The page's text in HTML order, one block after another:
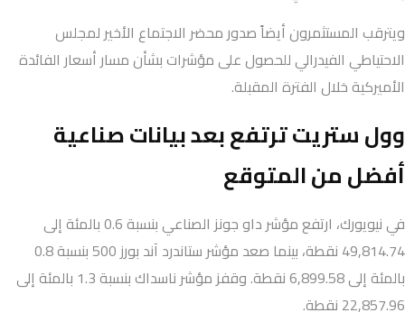
ويترقب المستثمرون أيضاً صدور محضر الاجتماع الأخير لمجلس
الاحتياطي الفيدرالي للحصول على مؤشرات بشأن مسار أسعار الفائدة
الأميركية خلال الفترة المقبلة.
وول ستريت ترتفع بعد بيانات صناعية
أفضل من المتوقع
في نيويورك، ارتفع مؤشر داو جونز الصناعي بنسبة 0.6 بالمئة إلى
49,814.74 نقطة، بينما صعد مؤشر ستاندرد آند بورز 500 بنسبة 0.8
بالمئة إلى 6,899.58 نقطة. وقفز مؤشر ناسداك بنسبة 1.3 بالمئة إلى
22,857.96 نقطة.